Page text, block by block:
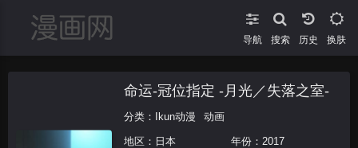
导航 搜索 换肤
命运-冠位指定 -月光／失落之室-
分类： Ikun动漫 动画
地区： 日本 年份： 2017